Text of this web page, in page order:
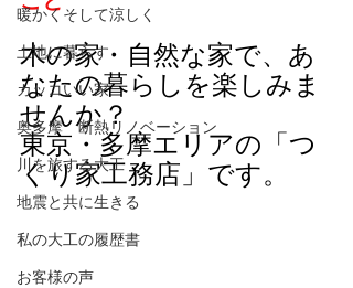
暖かくそして涼しく
土地に暮らす
カッコいい家
奥多摩 断熱リノベーション
川を旅する大工
地震と共に生きる
私の大工の履歴書
お客様の声
木の家・自然な家で、あ
なたの暮らしを楽しみま
せんか？
東京・多摩エリアの「つ
くり家工務店」です。